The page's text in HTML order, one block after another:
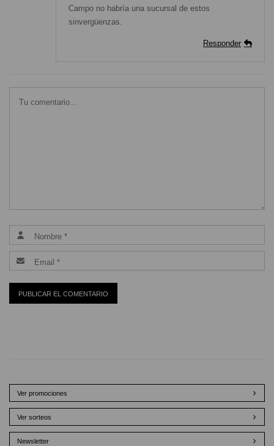
Campo no habría una sucursal de estos
sinvergüenzas.
Responder
Ver promociones
Ver sorteos
Newsletter